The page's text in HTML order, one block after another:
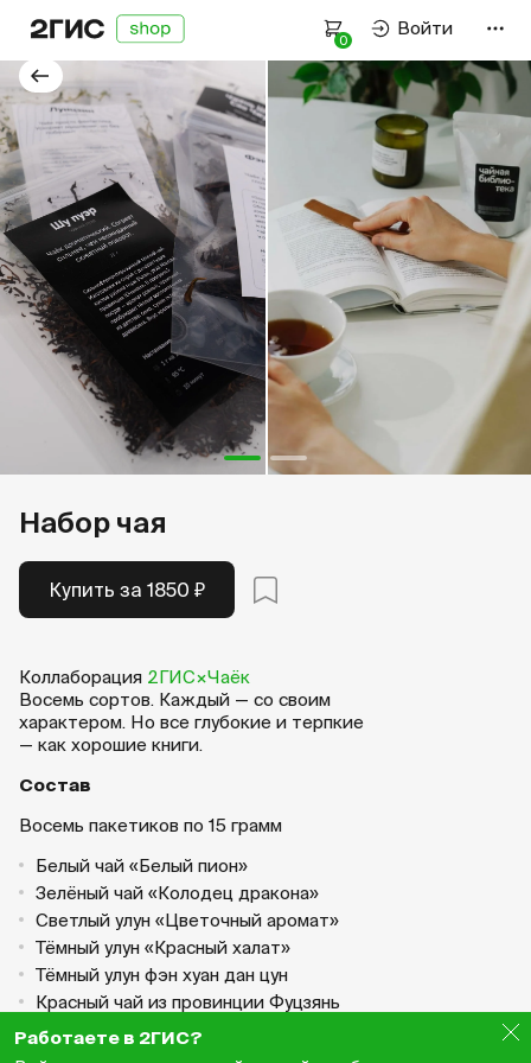
0
Войти
Оплата и доставка
Как подобрать размер
Политика конфиденциальности
Пользовательское соглашение
Связаться с нами
Работаем пн–пт —9:00–18:00 нск
+7 923 107-61-59
Работаете в 2ГИС?
Набор чая
Купить за 1850 ₽
Коллаборация 2ГИС×Чаёк
Восемь сортов. Каждый — со своим
характером. Но все глубокие и терпкие
— как хорошие книги.
Состав
Восемь пакетиков по 15 грамм
Белый чай «Белый пион»
Зелёный чай «Колодец дракона»
Светлый улун «Цветочный аромат»
Тёмный улун «Красный халат»
Тёмный улун фэн хуан дан цун
Красный чай из провинции Фуцзянь